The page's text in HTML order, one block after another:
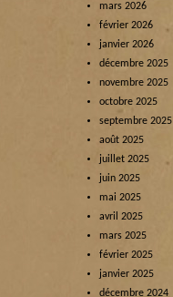
mars 2026
février 2026
janvier 2026
décembre 2025
novembre 2025
octobre 2025
septembre 2025
août 2025
juillet 2025
juin 2025
mai 2025
avril 2025
mars 2025
février 2025
janvier 2025
décembre 2024